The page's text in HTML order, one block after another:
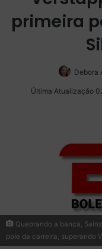
primeira
Debora
Última Atualização
Quebrando a banca,
pole da carreira, superando